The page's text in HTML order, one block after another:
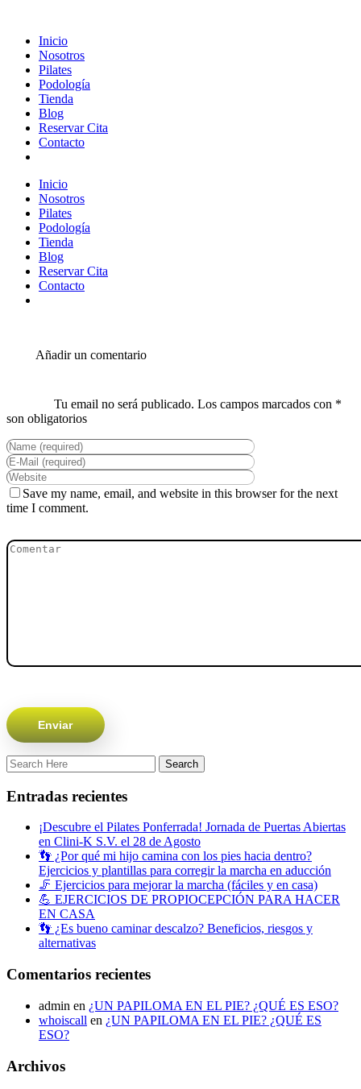
Inicio
Nosotros
Pilates
Podología
Tienda
Blog
Reservar Cita
Contacto
Inicio
Nosotros
Pilates
Podología
Tienda
Blog
Reservar Cita
Contacto
Save my name, email, and website in this browser for the next
time I comment.
Entradas recientes
¡Descubre el Pilates Ponferrada! Jornada de Puertas Abiertas
en Clini-K S.V. el 28 de Agosto
👣 ¿Por qué mi hijo camina con los pies hacia dentro?
Ejercicios y plantillas para corregir la marcha en aducción
🦵 Ejercicios para mejorar la marcha (fáciles y en casa)
💪 EJERCICIOS DE PROPIOCEPCIÓN PARA HACER
EN CASA
👣 ¿Es bueno caminar descalzo? Beneficios, riesgos y
alternativas
Comentarios recientes
admin en ¿UN PAPILOMA EN EL PIE? ¿QUÉ ES ESO?
whoiscall en ¿UN PAPILOMA EN EL PIE? ¿QUÉ ES
ESO?
Archivos